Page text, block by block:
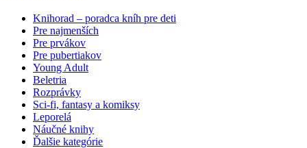
Knihorad – poradca kníh pre deti
Pre najmenších
Pre prvákov
Pre pubertiakov
Young Adult
Beletria
Rozprávky
Sci-fi, fantasy a komiksy
Leporelá
Náučné knihy
Ďalšie kategórie